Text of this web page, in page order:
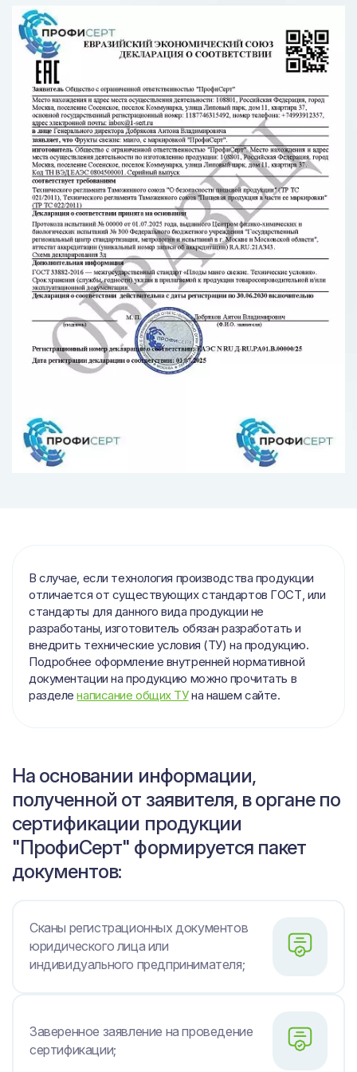
В случае, если технология производства продукции
отличается от существующих стандартов ГОСТ, или
стандарты для данного вида продукции не
разработаны, изготовитель обязан разработать и
внедрить технические условия (ТУ) на продукцию.
Подробнее оформление внутренней нормативной
документации на продукцию можно прочитать в
разделенаписание общих ТУна нашем сайте.
На основании информации,
полученной от заявителя, в органе по
сертификации продукции
"ПрофиСерт" формируется пакет
документов:
Сканы регистрационных документов
юридического лица или
индивидуального предпринимателя;
Заверенное заявление на проведение
сертификации;